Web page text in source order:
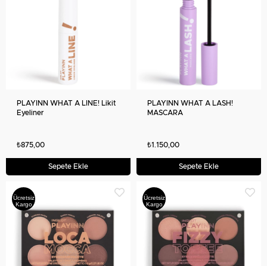
PLAYINN WHAT A LINE! Likit
Eyeliner
₺875,00
Sepete Ekle
PLAYINN WHAT A LASH!
MASCARA
₺1.150,00
Sepete Ekle
Ücretsiz
Kargo
Ücretsiz
Kargo